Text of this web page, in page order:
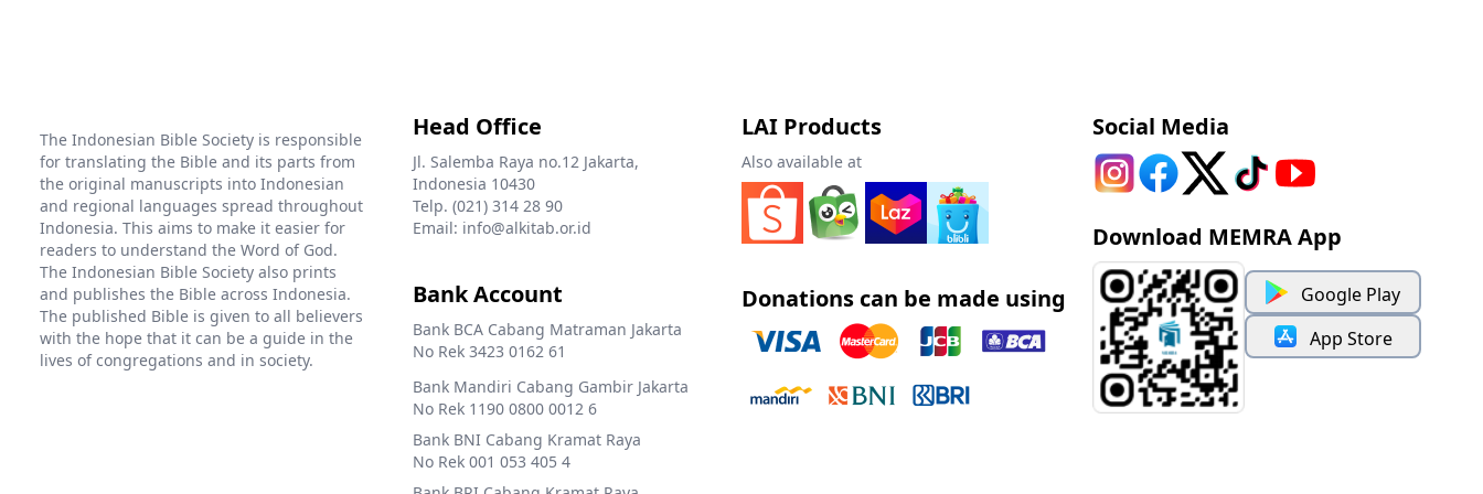
PL dalam bahasa Mee,
Penerjemahan PL dalam
bahasa Walak dan
Penerjemahan PL dalam
bahasa Sougb.
The Indonesian Bible Society is responsible
for translating the Bible and its parts from
the original manuscripts into Indonesian
and regional languages spread throughout
Indonesia. This aims to make it easier for
readers to understand the Word of God.
The Indonesian Bible Society also prints
and publishes the Bible across Indonesia.
The published Bible is given to all believers
with the hope that it can be a guide in the
lives of congregations and in society.
Head Office
Jl. Salemba Raya no.12 Jakarta,
Indonesia 10430
Telp. (021) 314 28 90
Email: info@alkitab.or.id
Bank Account
Bank BCA Cabang Matraman Jakarta
No Rek 3423 0162 61
Bank Mandiri Cabang Gambir Jakarta
No Rek 1190 0800 0012 6
Bank BNI Cabang Kramat Raya
No Rek 001 053 405 4
LAI Products
Also available at
Donations can be made using
Social Media
Download MEMRA App
Google Play
App Store